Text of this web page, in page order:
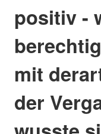
positiv -
mit
der